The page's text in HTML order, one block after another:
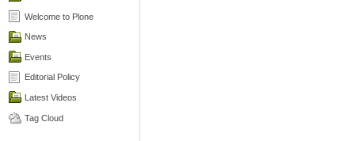
Welcome to Plone
News
Events
Editorial Policy
Latest Videos
Tag Cloud